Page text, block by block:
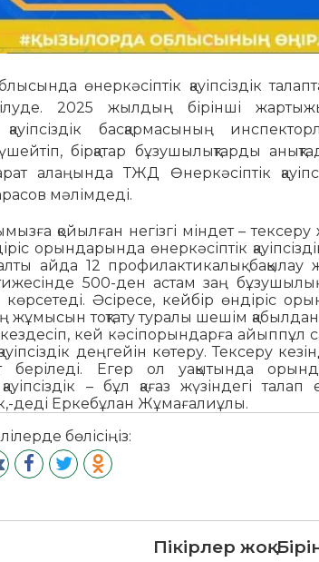
өнеркәсіптік қауіпсіздік
2025 жылдың бірінші
қауіпсіздік басқармасының
бірқатар бұзушылықтарды
алаңында ТЖД Өнеркәсіптік
мәлімдеді.
қойылған негізгі міндет –
орындарында өнеркәсіптік
айда 12 профилактикалық бақылау
500-ден астам заң бұзушылық
Әсіресе, кейбір өндіріс
жұмысын тоқтату туралы шешім
кей кәсіпорындарға айыппұл
деңгейін көтеру. Тексеру
беріледі. Егер ол уақытында
қауіпсіздік – бұл қағаз жүзіндегі
деді Еркебұлан Жұмағалиұлы.
бөлісіңіз:
Пікірлер жоқ.